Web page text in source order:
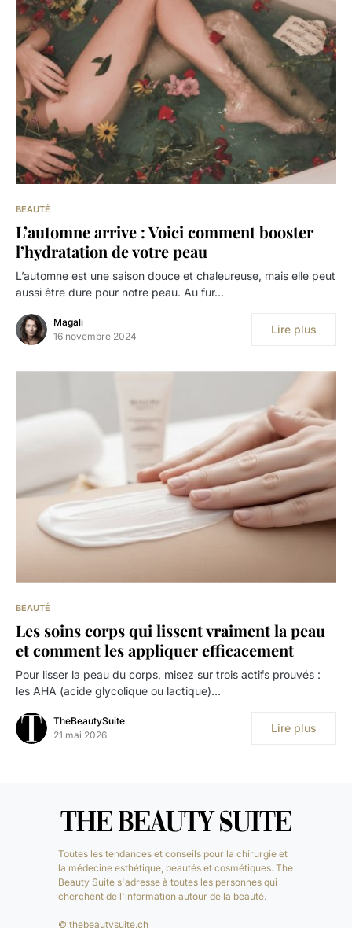
BEAUTÉ
L’automne arrive : Voici comment booster
l’hydratation de votre peau
L’automne est une saison douce et chaleureuse, mais elle peut
aussi être dure pour notre peau. Au fur…
Magali
16 novembre 2024
Lire plus
BEAUTÉ
Les soins corps qui lissent vraiment la peau
et comment les appliquer efficacement
Pour lisser la peau du corps, misez sur trois actifs prouvés :
les AHA (acide glycolique ou lactique)…
TheBeautySuite
21 mai 2026
Lire plus
Toutes les tendances et conseils pour la chirurgie et
la médecine esthétique, beautés et cosmétiques. The
Beauty Suite s'adresse à toutes les personnes qui
cherchent de l'information autour de la beauté.
© thebeautysuite.ch